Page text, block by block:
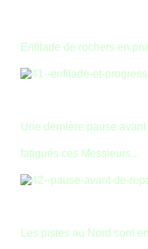
Enfilade de rochers en
Une dernière pause
fatigués ces Messieurs...
Les pistes au Nord sont